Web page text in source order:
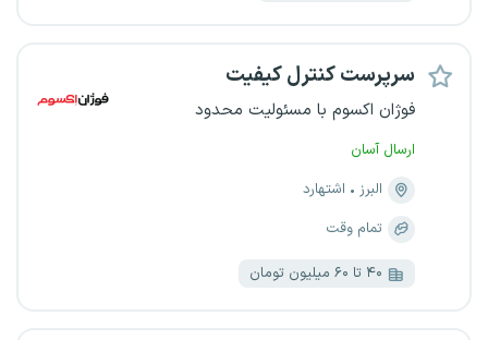
سرپرست کنترل کیفیت
فوژان اکسوم با مسئولیت محدود
ارسال آسان
البرز
اشتهارد
تمام وقت
۴۰ تا ۶۰ میلیون تومان